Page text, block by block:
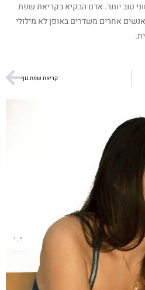
טוב יותר. אדם הבקיא בקריאת שפת
אחרים משדרים באופן לא מילולי
קריאת שפת גוף